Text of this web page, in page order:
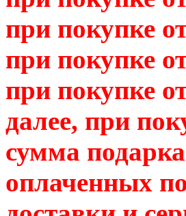
при покупке
при покупке
при покупке
далее, при
сумма
оплаченных